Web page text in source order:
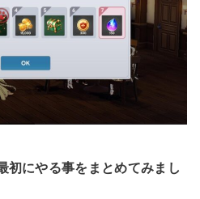
初にやる事をまとめてみまし